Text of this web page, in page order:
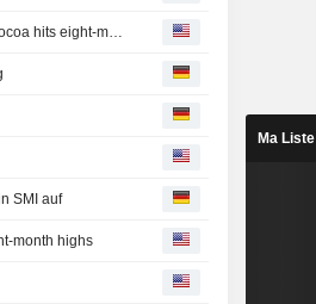
SOFTS-Arabica coffee jumps 12% in volatile trade, London cocoa hits eight-month high
SMI auf
month highs
Ma Liste